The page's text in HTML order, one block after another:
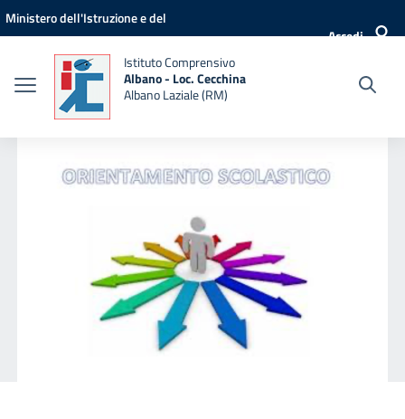
Vai ai contenuti
Vai al menu di navigazione
Vai al footer
Ministero dell'Istruzione e del
Accedi
Istituto Comprensivo
Albano - Loc. Cecchina
Albano Laziale (RM)